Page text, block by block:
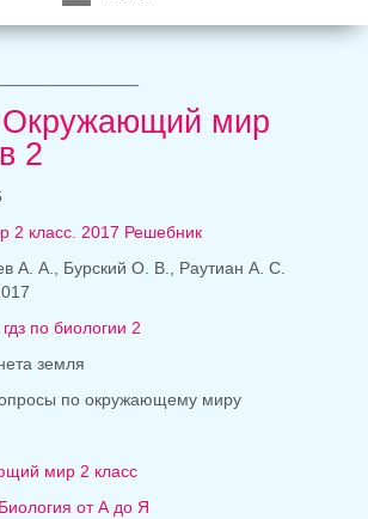
Окружающий мир
2
класс. 2017 Решебник
А. А., Бурский О. В., Раутиан А. С.
гдз по биологии 2
земля
по окружающему миру
мир 2 класс
Биология от А до Я